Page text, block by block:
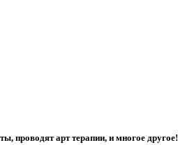
проводят арт терапии, и многое другое!